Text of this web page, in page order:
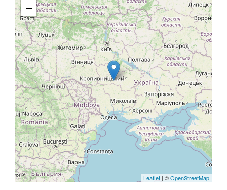
−
Leaflet | ©OpenStreetMap